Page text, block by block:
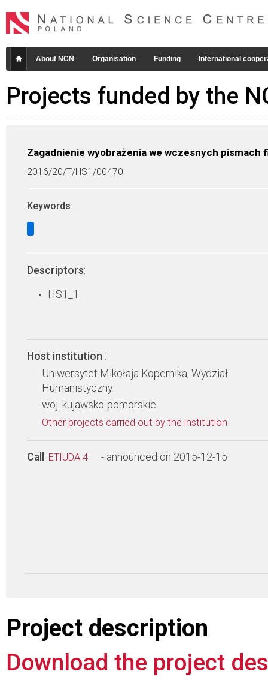
About NCN Organisation Funding International
Projects funded by the
Zagadnienie wyobrażenia we wczesnych
2016/20/T/HS1/00470
Keywords:
Descriptors:
HS1_1:
Host institution :
Uniwersytet Mikołaja Kopernika, Wydział
Humanistyczny
woj. kujawsko-pomorskie
Other projects carried out by the institution
Call : ETIUDA 4 - announced on 2015-12-15
Project description
Download the project